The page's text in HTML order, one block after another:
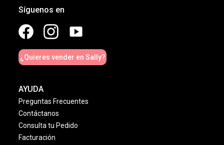
Síguenos en
¿Quieres vender en Sally?
AYUDA
Preguntas Frecuentes
Contáctanos
Consulta tu Pedido
Facturación